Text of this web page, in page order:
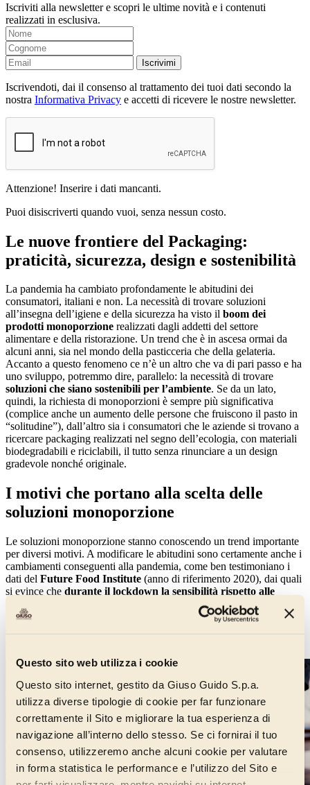
Questo sito web utilizza i cookie
Questo sito internet, gestito da Giuso Guido S.p.a.
utilizza diverse tipologie di cookie per far funzionare
correttamente il Sito e migliorare la tua esperienza di
navigazione all’interno dello stesso. Se ci fornirai il tuo
consenso, utilizzeremo anche alcuni cookie per valutare
in forma statistica le performance e l’utilizzo del Sito e
Iscriviti alla newsletter e scopri le ultime novità e i contenuti
realizzati in esclusiva.
Iscrivimi
Iscrivendoti, dai il consenso al trattamento dei tuoi dati secondo la
nostra Informativa Privacy e accetti di ricevere le nostre newsletter.
Attenzione! Inserire i dati mancanti.
Puoi disiscriverti quando vuoi, senza nessun costo.
Le nuove frontiere del Packaging:
praticità, sicurezza, design e sostenibilità
La pandemia ha cambiato profondamente le abitudini dei
consumatori, italiani e non. La necessità di trovare soluzioni
all’insegna dell’igiene e della sicurezza ha visto il boom dei
prodotti monoporzione realizzati dagli addetti del settore
alimentare e della ristorazione. Un trend che è in ascesa ormai da
alcuni anni, sia nel mondo della pasticceria che della gelateria.
Accanto a questo fenomeno ce n’è un altro che va di pari passo e ha
uno sviluppo, potremmo dire, parallelo: la necessità di trovare
soluzioni che siano sostenibili per l’ambiente. Se da un lato,
quindi, la richiesta di monoporzioni è sempre più significativa
(complice anche un aumento delle persone che fruiscono il pasto in
“solitudine”), dall’altro sia i consumatori che le aziende si trovano a
ricercare packaging realizzati nel segno dell’ecologia, con materiali
biodegradabili e riciclabili, il tutto senza rinunciare a un design
gradevole nonché originale.
I motivi che portano alla scelta delle
soluzioni monoporzione
Le soluzioni monoporzione stanno conoscendo un trend importante
per diversi motivi. A modificare le abitudini sono certamente anche i
cambiamenti conseguenti alla pandemia, come ben testimoniano i
dati del Future Food Institute (anno di riferimento 2020), dai quali
si evince che durante il lockdown la sensibilità rispetto alle
tematiche ambientali è considerevolmente aumentata
, anche
nell’ottica di una presa di consapevolezza maggiore rispetto